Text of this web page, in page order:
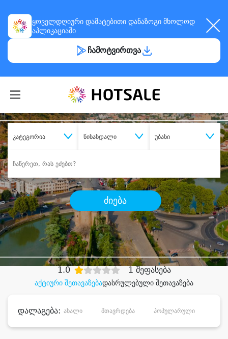
ყოველდღიური დამატებითი დანაზოგი მხოლოდ
აპლიკაციაში
ჩამოტვირთვა
კატეგორია წინანდალი უბანი
ძიება
შეიძინესასურველი მომსახურება
დიდი დანაზოგით
აქტიური შეთავაზებადასრულებული შეთავაზება
1.0 1 შეფასება
დალაგება: ახალი მთავრდება პოპულარული